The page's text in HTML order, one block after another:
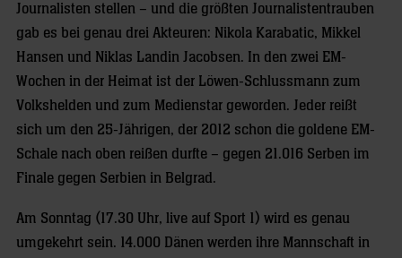
Journalisten stellen – und die größten Journalistentrauben
gab es bei genau drei Akteuren: Nikola Karabatic, Mikkel
Hansen und Niklas Landin Jacobsen. In den zwei EM-
Wochen in der Heimat ist der Löwen-Schlussmann zum
Volkshelden und zum Medienstar geworden. Jeder reißt
sich um den 25-Jährigen, der 2012 schon die goldene EM-
Schale nach oben reißen durfte – gegen 21.016 Serben im
Finale gegen Serbien in Belgrad.
Am Sonntag (17.30 Uhr, live auf Sport 1) wird es genau
umgekehrt sein. 14.000 Dänen werden ihre Mannschaft in